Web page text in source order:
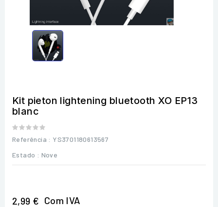
Kit pieton lightening bluetooth XO EP13
blanc
Referência : YS3701180613567
Estado : Nove
2,99 € Com IVA